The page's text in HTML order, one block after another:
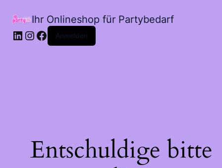
Ihr Onlineshop für Partybedarf
LinkedIn
Instagram
Facebook
Anmelden
Entschuldige bitte